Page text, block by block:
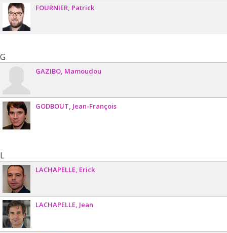
FOURNIER Patrick
G
GAZIBO Mamoudou
GODBOUT Jean-François
L
LACHAPELLE Erick
LACHAPELLE Jean